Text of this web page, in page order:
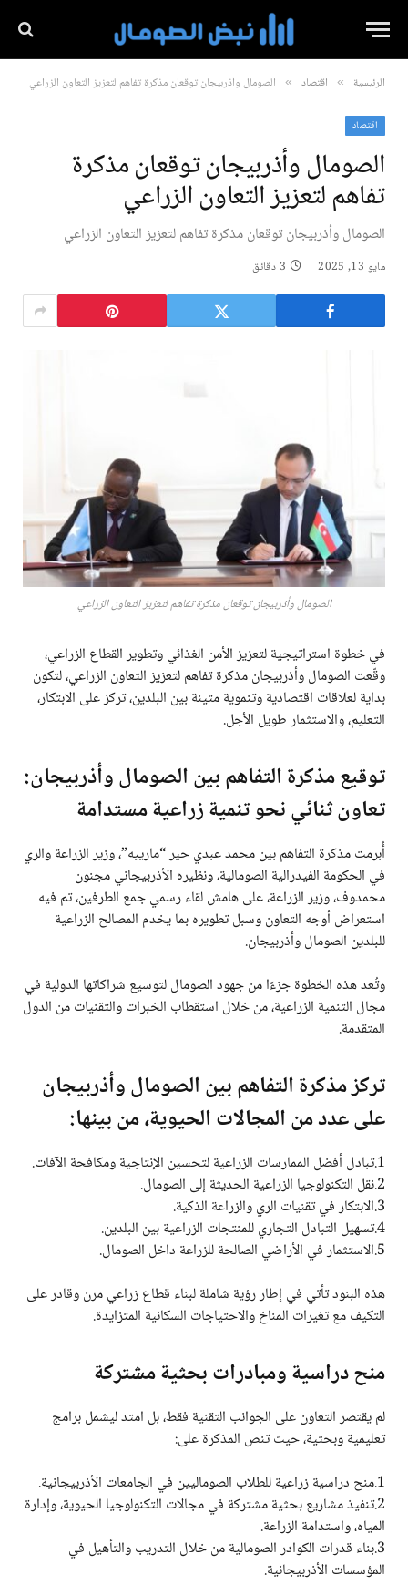
الرئيسية » اقتصاد » الصومال وأذربيجان توقعان مذكرة تفاهم لتعزيز التعاون الزراعي
اقتصاد
الصومال وأذربيجان توقعان مذكرة
تفاهم لتعزيز التعاون الزراعي
الصومال وأذربيجان توقعان مذكرة تفاهم لتعزيز التعاون الزراعي
مايو 13, 2025 3 دقائق
الصومال وأذربيجان توقعان مذكرة تفاهم لتعزيز التعاون الزراعي
في خطوة استراتيجية لتعزيز الأمن الغذائي وتطوير القطاع الزراعي،
وقّعت الصومال وأذربيجان مذكرة تفاهم لتعزيز التعاون الزراعي، لتكون
بداية لعلاقات اقتصادية وتنموية متينة بين البلدين، تركز على الابتكار،
التعليم، والاستثمار طويل الأجل.
توقيع مذكرة التفاهم بين الصومال وأذربيجان:
تعاون ثنائي نحو تنمية زراعية مستدامة
أُبرمت مذكرة التفاهم بين محمد عبدي حير “مارييه”، وزير الزراعة والري
في الحكومة الفيدرالية الصومالية، ونظيره الأذربيجاني مجنون
محمدوف، وزير الزراعة، على هامش لقاء رسمي جمع الطرفين، تم فيه
استعراض أوجه التعاون وسبل تطويره بما يخدم المصالح الزراعية
للبلدين الصومال وأذربيجان.
وتُعد هذه الخطوة جزءًا من جهود الصومال لتوسيع شراكاتها الدولية في
مجال التنمية الزراعية، من خلال استقطاب الخبرات والتقنيات من الدول
المتقدمة.
تركز مذكرة التفاهم بين الصومال وأذربيجان
على عدد من المجالات الحيوية، من بينها:
1.تبادل أفضل الممارسات الزراعية لتحسين الإنتاجية ومكافحة الآفات.
2.نقل التكنولوجيا الزراعية الحديثة إلى الصومال.
3.الابتكار في تقنيات الري والزراعة الذكية.
4.تسهيل التبادل التجاري للمنتجات الزراعية بين البلدين.
5.الاستثمار في الأراضي الصالحة للزراعة داخل الصومال.
هذه البنود تأتي في إطار رؤية شاملة لبناء قطاع زراعي مرن وقادر على
التكيف مع تغيرات المناخ والاحتياجات السكانية المتزايدة.
منح دراسية ومبادرات بحثية مشتركة
لم يقتصر التعاون على الجوانب التقنية فقط، بل امتد ليشمل برامج
تعليمية وبحثية، حيث تنص المذكرة على:
1.منح دراسية زراعية للطلاب الصوماليين في الجامعات الأذربيجانية.
2.تنفيذ مشاريع بحثية مشتركة في مجالات التكنولوجيا الحيوية، وإدارة
المياه، واستدامة الزراعة.
3.بناء قدرات الكوادر الصومالية من خلال التدريب والتأهيل في
المؤسسات الأذربيجانية.